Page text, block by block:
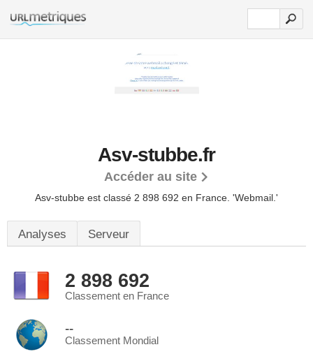
Asv-stubbe.fr
Accéder au site
Asv-stubbe est classé 2 898 692 en France. 'Webmail.'
Analyses Serveur
2 898 692
Classement en France
--
Classement Mondial